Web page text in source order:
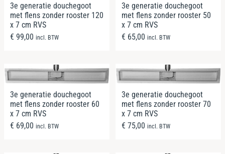
3e generatie douchegoot
met flens zonder rooster 120
x 7 cm RVS
€ 99,00 incl. BTW
3e generatie douchegoot
met flens zonder rooster 50
x 7 cm RVS
€ 65,00 incl. BTW
3e generatie douchegoot
met flens zonder rooster 60
x 7 cm RVS
€ 69,00 incl. BTW
3e generatie douchegoot
met flens zonder rooster 70
x 7 cm RVS
€ 75,00 incl. BTW